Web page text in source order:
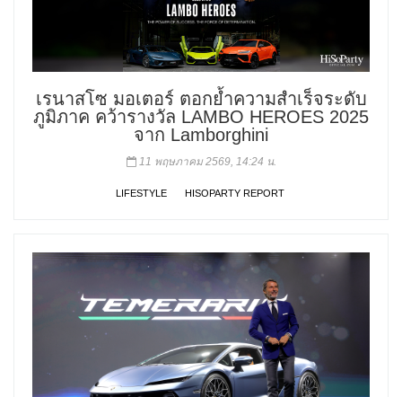
เรนาสโซ มอเตอร์ ตอกย้ำความสำเร็จระดับ
ภูมิภาค คว้ารางวัล LAMBO HEROES 2025
จาก Lamborghini
11 พฤษภาคม 2569, 14:24 น.
LIFESTYLE HISOPARTY REPORT